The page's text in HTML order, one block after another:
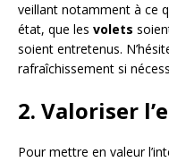
veillant notamment à ce
état, que les volets
soient entretenus.
rafraîchissement si
2. Valoriser
Pour mettre en valeur